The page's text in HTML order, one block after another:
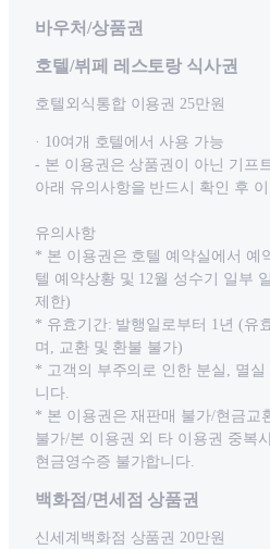
바우처/상품권
호텔/뷔페 레스토랑 식사권
호텔외식통합 이용권 25만원
· 10여개 호텔에서 사용 가능
- 본 이용권은 상품권이 아닌 기프
아래 유의사항을 반드시 확인 후
유의사항
* 본 이용권은 호텔 예약실에서 예
텔 예약상황 및 12월 성수기 일부
제한)
* 유효기간: 발행일로부터 1년 (유
며, 교환 및 환불 불가)
* 고객의 부주의로 인한 분실, 멸
니다.
* 본 이용권은 재판매 불가/현금교
불가/본 이용권 외 타 이용권 중복
현금영수증 불가합니다.
백화점/면세점 상품권
신세계백화점 상품권 20만원